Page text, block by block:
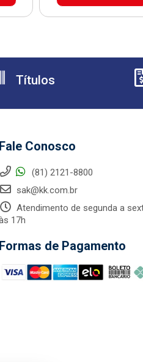
Títulos
Fale Conosco
(81) 2121-8800
sak@kk.com.br
Atendimento de segunda a
17h
Formas de Pagamento